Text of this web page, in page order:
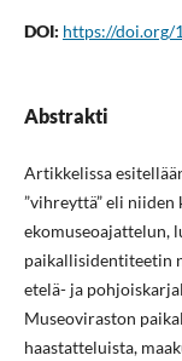
DOI: https://doi.org/
Abstrakti
Artikkelissa
”vihreyttä” eli
ekomuseoajattelun,
paikallisidentiteetin
etelä- ja
Museoviraston
haastatteluista,